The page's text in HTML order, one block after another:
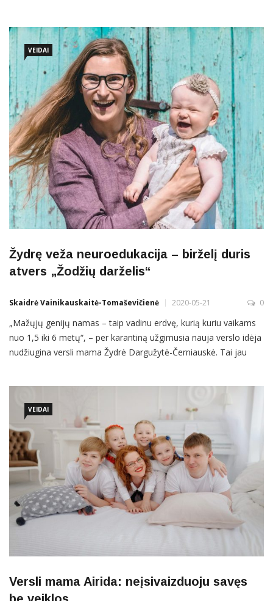
sostinės „Outlet park“ Laisvalaikio terasoje, kur nuo spalio 16 d.
kviečia į
VEIDAI
Žydrę veža neuroedukacija – birželį duris
atvers „Žodžių darželis“
Skaidrė Vainikauskaitė-Tomaševičienė 2020-05-21 0
„Mažųjų genijų namas – taip vadinu erdvę, kurią kuriu vaikams
nuo 1,5 iki 6 metų“, – per karantiną užgimusia nauja verslo idėja
nudžiugina versli mama Žydrė Dargužytė-Černiauskė. Tai jau
VEIDAI
Versli mama Airida: neįsivaizduoju savęs